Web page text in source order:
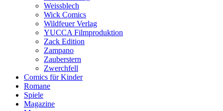
Weissblech
Wick Comics
Wildfeuer Verlag
YUCCA Filmproduktion
Zack Edition
Zampano
Zauberstern
Zwerchfell
Comics für Kinder
Romane
Spiele
Magazine